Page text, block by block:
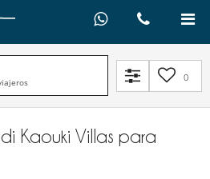
0
Kaouki Villas para